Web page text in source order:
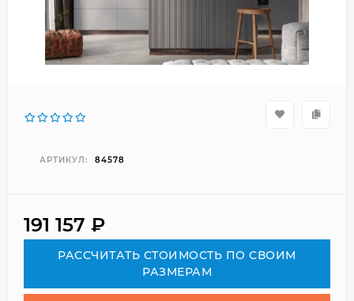
АРТИКУЛ: 84578
191 157 ₽
РАСCЧИТАТЬ СТОИМОСТЬ ПО СВОИМ
РАЗМЕРАМ